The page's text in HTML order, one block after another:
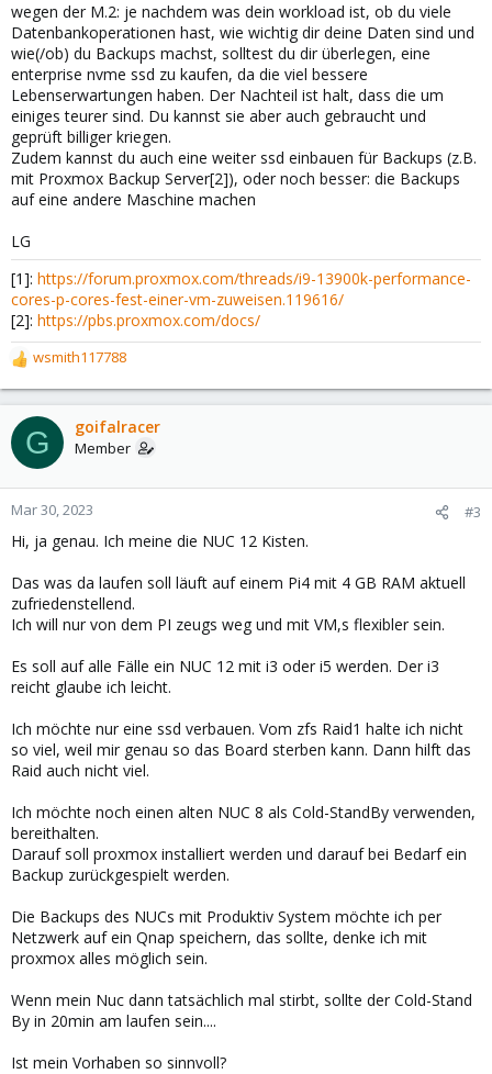
wegen der M.2: je nachdem was dein workload ist, ob du viele
Datenbankoperationen hast, wie wichtig dir deine Daten sind und
wie(/ob) du Backups machst, solltest du dir überlegen, eine
enterprise nvme ssd zu kaufen, da die viel bessere
Lebenserwartungen haben. Der Nachteil ist halt, dass die um
einiges teurer sind. Du kannst sie aber auch gebraucht und
geprüft billiger kriegen.
Zudem kannst du auch eine weiter ssd einbauen für Backups (z.B.
mit Proxmox Backup Server[2]), oder noch besser: die Backups
auf eine andere Maschine machen
LG
[1]: https://forum.proxmox.com/threads/i9-13900k-performance-
cores-p-cores-fest-einer-vm-zuweisen.119616/
[2]: https://pbs.proxmox.com/docs/
R
e
a
c
t
o
n
:
wsmith117788
G goifalracer
Member
Mar 30, 2023 #3
Hi, ja genau. Ich meine die NUC 12 Kisten.
Das was da laufen soll läuft auf einem Pi4 mit 4 GB RAM aktuell
zufriedenstellend.
Ich will nur von dem PI zeugs weg und mit VM,s flexibler sein.
Es soll auf alle Fälle ein NUC 12 mit i3 oder i5 werden. Der i3
reicht glaube ich leicht.
Ich möchte nur eine ssd verbauen. Vom zfs Raid1 halte ich nicht
so viel, weil mir genau so das Board sterben kann. Dann hilft das
Raid auch nicht viel.
Ich möchte noch einen alten NUC 8 als Cold-StandBy verwenden,
bereithalten.
Darauf soll proxmox installiert werden und darauf bei Bedarf ein
Backup zurückgespielt werden.
Die Backups des NUCs mit Produktiv System möchte ich per
Netzwerk auf ein Qnap speichern, das sollte, denke ich mit
proxmox alles möglich sein.
Wenn mein Nuc dann tatsächlich mal stirbt, sollte der Cold-Stand
By in 20min am laufen sein....
Ist mein Vorhaben so sinnvoll?